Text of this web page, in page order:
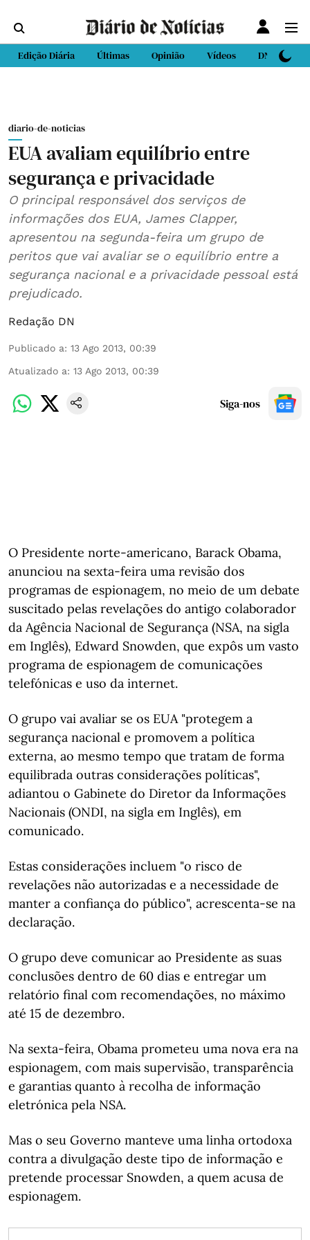
Edição Diária Últimas Opinião Vídeos DN Sport
diario-de-noticias
EUA avaliam equilíbrio entre
segurança e privacidade
O principal responsável dos serviços de
informações dos EUA, James Clapper,
apresentou na segunda-feira um grupo de
peritos que vai avaliar se o equilíbrio entre a
segurança nacional e a privacidade pessoal está
prejudicado.
Redação DN
Publicado a: 13 Ago 2013, 00:39
Atualizado a: 13 Ago 2013, 00:39
Siga-nos
O Presidente norte-americano, Barack Obama,
anunciou na sexta-feira uma revisão dos
programas de espionagem, no meio de um debate
suscitado pelas revelações do antigo colaborador
da Agência Nacional de Segurança (NSA, na sigla
em Inglês), Edward Snowden, que expôs um vasto
programa de espionagem de comunicações
telefónicas e uso da internet.
O grupo vai avaliar se os EUA "protegem a
segurança nacional e promovem a política
externa, ao mesmo tempo que tratam de forma
equilibrada outras considerações políticas",
adiantou o Gabinete do Diretor da Informações
Nacionais (ONDI, na sigla em Inglês), em
comunicado.
Estas considerações incluem "o risco de
revelações não autorizadas e a necessidade de
manter a confiança do público", acrescenta-se na
declaração.
O grupo deve comunicar ao Presidente as suas
conclusões dentro de 60 dias e entregar um
relatório final com recomendações, no máximo
até 15 de dezembro.
Na sexta-feira, Obama prometeu uma nova era na
espionagem, com mais supervisão, transparência
e garantias quanto à recolha de informação
eletrónica pela NSA.
Mas o seu Governo manteve uma linha ortodoxa
contra a divulgação deste tipo de informação e
pretende processar Snowden, a quem acusa de
espionagem.